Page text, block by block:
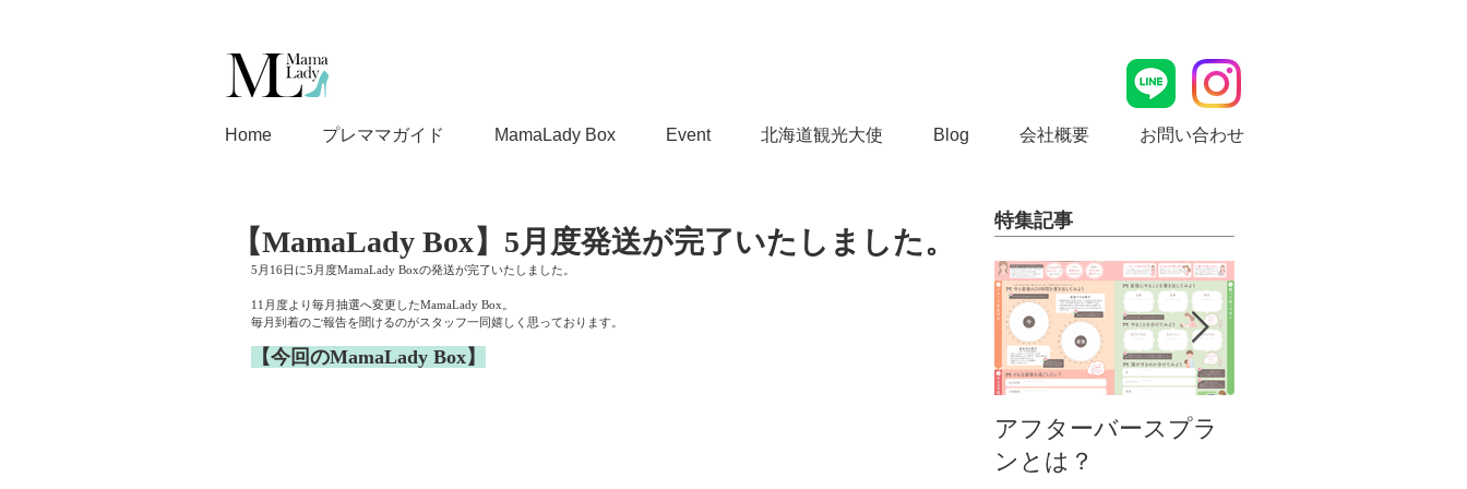
Home プレママガイド MamaLady Box Event 北海道観光大使 Blog 会社概要 お問い合わせ
【MamaLady Box】5月度発送が完了いたしました。
5月16日に5月度MamaLady Boxの発送が完了いたしました。
11月度より毎月抽選へ変更したMamaLady Box。
毎月到着のご報告を聞けるのがスタッフ一同嬉しく思っております。
【今回のMamaLady Box】
特集記事
アフターバースプラ
ンとは？